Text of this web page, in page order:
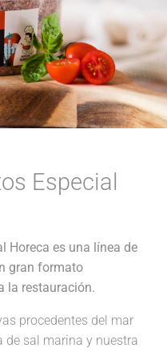
Especial
Horeca es una línea de
gran formato
la restauración.
procedentes del mar
de sal marina y nuestra